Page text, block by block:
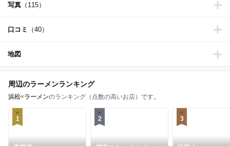
写真 （115）
口コミ （40）
地図
周辺のラーメンランキング
浜松×ラーメンのランキング（点数の高いお店）です。
1 2 3